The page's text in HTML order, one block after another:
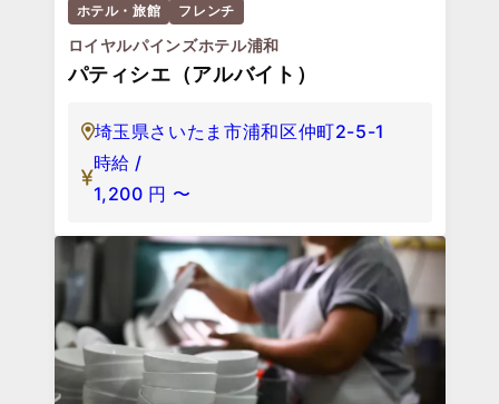
ホテル・旅館
フレンチ
ロイヤルパインズホテル浦和
パティシエ（アルバイト）
埼玉県さいたま市浦和区仲町2-5-1
時給 /
1,200 円 〜